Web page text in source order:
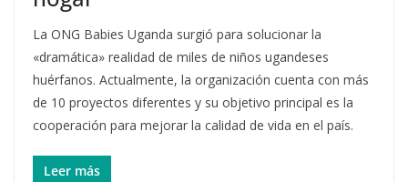
La ONG Babies Uganda surgió para solucionar la
«dramática» realidad de miles de niños ugandeses
huérfanos. Actualmente, la organización cuenta con más
de 10 proyectos diferentes y su objetivo principal es la
cooperación para mejorar la calidad de vida en el país.
Leer más